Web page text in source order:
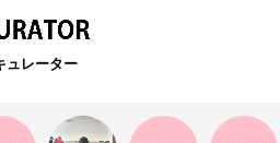
ュレーター
ット stylekorean
スタイルコリアン
セルカ おしゃれ